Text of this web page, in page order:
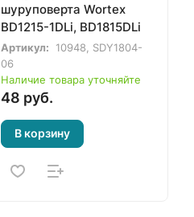
шуруповерта Wortex
BD1215-1DLi, BD1815DLi
Артикул:
10948, SDY1804-
06
Наличие товара уточняйте
48 руб.
В корзину